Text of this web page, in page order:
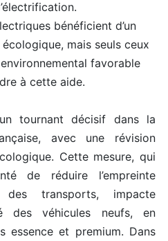
bénéficient d’un
mais seuls ceux
favorable
à cette aide.
tournant décisif dans la
avec une révision
Cette mesure, qui
de réduire l’empreinte
transports, impacte
des véhicules neufs, en
essence et premium. Dans